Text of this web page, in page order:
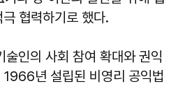
협력하기로 했다.
술인의 사회 참여 확대와 권익
년 설립된 비영리 공익법